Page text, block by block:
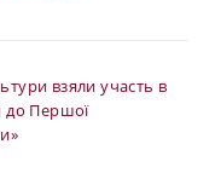
взяли участь в
до Першої